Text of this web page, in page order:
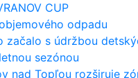
CUP
odpadu
začalo s údržbou
sezónou
nad Topľou rozširuje